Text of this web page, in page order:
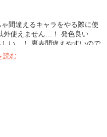
間違えるキャラをやる際に使
外使えません…！ 発色良い
しい…！ 裏表間違えやすいので
ゃズレるし痛いです！ オス
読む